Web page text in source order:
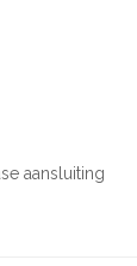
aansluiting